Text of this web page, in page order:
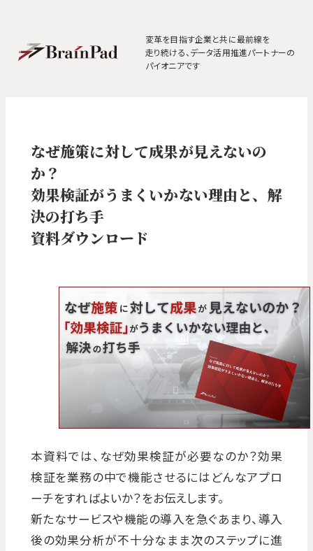
変革を目指す企業と共に最前線を
走り続ける、 データ活用推進パートナーの
パイオニアです
なぜ施策に対して成果が見えないの
か？
効果検証がうまくいかない理由と、解
決の打ち手
資料ダウンロード
本資料では、なぜ効果検証が必要なのか？効果
検証を業務の中で機能させるにはどんなアプロ
ーチをすればよいか？をお伝えします。
新たなサービスや機能の導入を急ぐあまり、導入
後の効果分析が不十分なまま次のステップに進